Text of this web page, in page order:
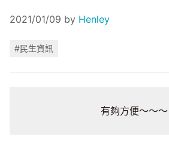
2021/01/09 by Henley
#民生資訊
有夠方便～～～